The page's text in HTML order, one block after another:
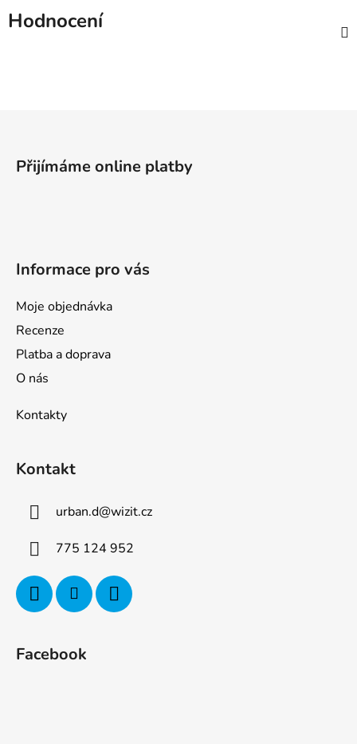
Hodnocení
Přijímáme online platby
Informace pro vás
Moje objednávka
Recenze
Platba a doprava
O nás
Kontakty
Kontakt
urban.d@wizit.cz
775 124 952
Facebook